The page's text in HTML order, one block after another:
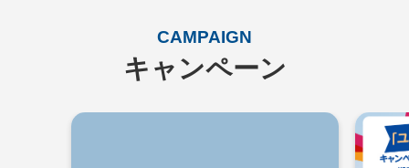
CAMPAIGN
キャンペーン